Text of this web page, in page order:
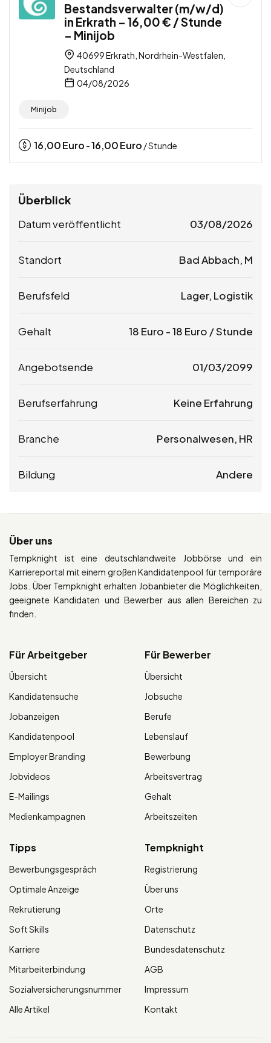
Bestandsverwalter (m/w/d)
in Erkrath – 16,00 € / Stunde
– Minijob
40699 Erkrath, Nordrhein-Westfalen,
Deutschland
04/08/2026
Minijob
16,00Euro -16,00Euro / Stunde
Überblick
Datum veröffentlicht 03/08/2026
Standort Bad Abbach, M
Berufsfeld Lager, Logistik
Gehalt 18 Euro -18 Euro / Stunde
Angebotsende 01/03/2099
Berufserfahrung Keine Erfahrung
Branche Personalwesen, HR
Bildung Andere
Über uns
Tempknight ist eine deutschlandweite Jobbörse und ein
Karriereportal mit einem großen Kandidatenpool für temporäre
Jobs. Über Tempknight erhalten Jobanbieter die Möglichkeiten,
geeignete Kandidaten und Bewerber aus allen Bereichen zu
finden.
Für Arbeitgeber
Übersicht
Kandidatensuche
Jobanzeigen
Kandidatenpool
Employer Branding
Jobvideos
E-Mailings
Medienkampagnen
Für Bewerber
Übersicht
Jobsuche
Berufe
Lebenslauf
Bewerbung
Arbeitsvertrag
Gehalt
Arbeitszeiten
Tipps
Bewerbungsgespräch
Optimale Anzeige
Rekrutierung
Soft Skills
Karriere
Mitarbeiterbindung
Sozialversicherungsnummer
Alle Artikel
Tempknight
Registrierung
Über uns
Orte
Datenschutz
Bundesdatenschutz
AGB
Impressum
Kontakt